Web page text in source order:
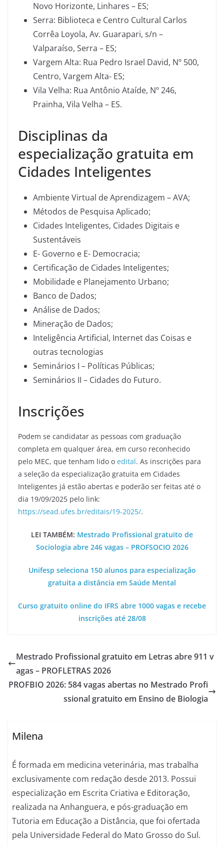
Novo Horizonte, Linhares – ES;
Serra: Biblioteca e Centro Cultural Carlos
Corrêa Loyola, Av. Guarapari, s/n –
Valparaíso, Serra – ES;
Vargem Alta: Rua Pedro Israel David, Nº 500,
Centro, Vargem Alta- ES;
Vila Velha: Rua Antônio Ataíde, Nº 246,
Prainha, Vila Velha – ES.
Disciplinas da
especialização gratuita em
Cidades Inteligentes
Ambiente Virtual de Aprendizagem – AVA;
Métodos de Pesquisa Aplicado;
Cidades Inteligentes, Cidades Digitais e
Sustentáveis
E- Governo e E- Democracia;
Certificação de Cidades Inteligentes;
Mobilidade e Planejamento Urbano;
Banco de Dados;
Análise de Dados;
Mineração de Dados;
Inteligência Artificial, Internet das Coisas e
outras tecnologias
Seminários I – Políticas Públicas;
Seminários II – Cidades do Futuro.
Inscrições
Podem se candidatar as pessoas com graduação
completa em qualquer área, em curso reconhecido
pelo MEC, que tenham lido o edital. As inscrições para
a seleção da especialização gratuita em Cidades
Inteligentes já estão abertas e poderão ser feitas até o
dia 19/09/2025 pelo link:
https://sead.ufes.br/editais/19-2025/.
LEI TAMBÉM: Mestrado Profissional gratuito de
Sociologia abre 246 vagas – PROFSOCIO 2026
Unifesp seleciona 150 alunos para especialização
gratuita a distância em Saúde Mental
Curso gratuito online do IFRS abre 1000 vagas e recebe
inscrições até 28/08
Mestrado Profissional gratuito em Letras abre 911 v
agas – PROFLETRAS 2026
PROFBIO 2026: 584 vagas abertas no Mestrado Profi
ssional gratuito em Ensino de Biologia
Milena
É formada em medicina veterinária, mas trabalha
exclusivamente com redação desde 2013. Possui
especialização em Escrita Criativa e Editoração,
realizada na Anhanguera, e pós-graduação em
Tutoria em Educação a Distância, que foi ofertada
pela Universidade Federal do Mato Grosso do Sul.